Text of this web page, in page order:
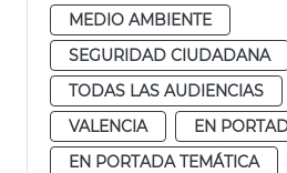
MEDIO AMBIENTE
SEGURIDAD CIUDADANA
TODAS LAS AUDIENCIAS
VALENCIA
EN
EN PORTADA TEMÁTICA